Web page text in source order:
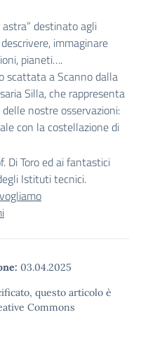
destinato agli
immaginare
pianeti….
scattata a Scanno dalla
Silla, che rappresenta
nostre osservazioni:
con la costellazione di
Di Toro ed ai fantastici
Istituti tecnici.
03.04.2025
questo articolo è
Commons